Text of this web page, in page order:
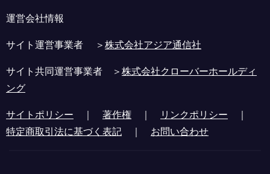
運営会社情報
サイト運営事業者 ＞株式会社アジア通信社
サイト共同運営事業者 ＞株式会社クローバーホールディ
ング
サイトポリシー ｜ 著作権 ｜ リンクポリシー ｜
特定商取引法に基づく表記 ｜ お問い合わせ